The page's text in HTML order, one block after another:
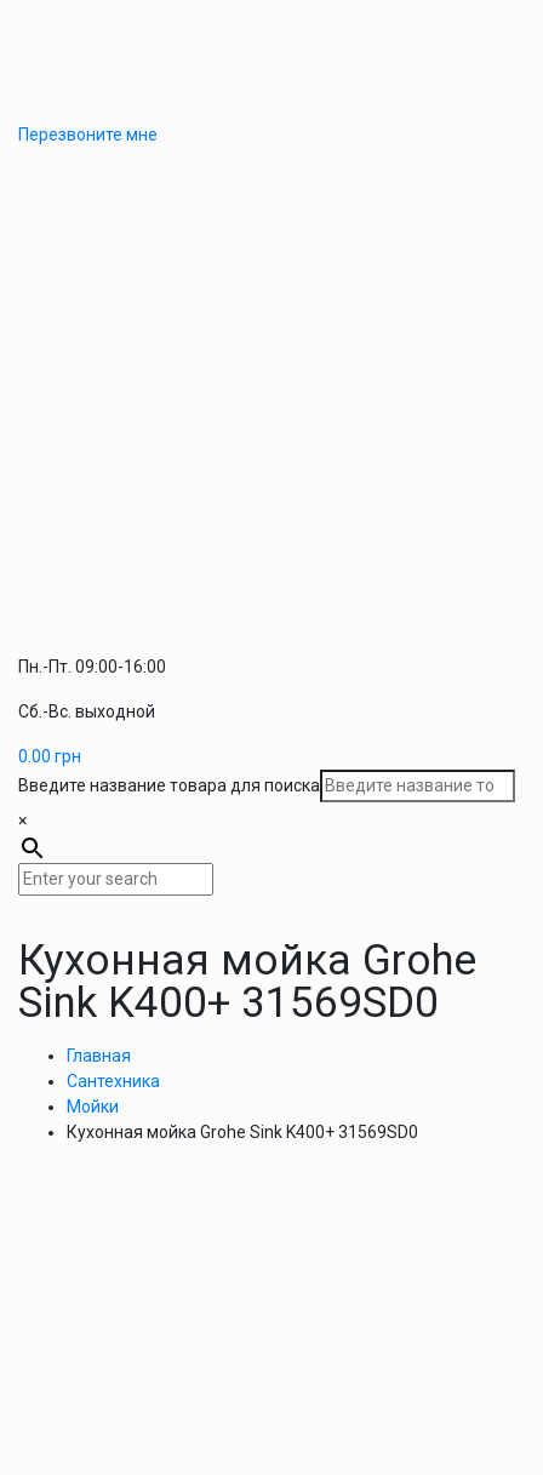
Перезвоните мне
Пн.-Пт. 09:00-16:00
Сб.-Вс. выходной
0.00 грн
Введите название товара для поиска
×
Кухонная мойка Grohe
Sink K400+ 31569SD0
Главная
Сантехника
Мойки
Кухонная мойка Grohe Sink K400+ 31569SD0